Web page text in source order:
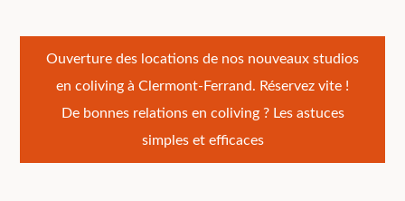
Navigation
de
Ouverture des locations de nos nouveaux studios
en coliving à Clermont-Ferrand. Réservez vite !
De bonnes relations en coliving ? Les astuces
simples et efficaces